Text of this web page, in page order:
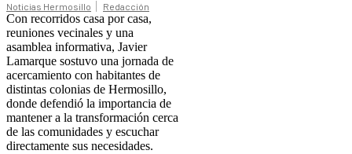
Noticias Hermosillo Redacción
Con recorridos casa por casa,
reuniones vecinales y una
asamblea informativa, Javier
Lamarque sostuvo una jornada de
acercamiento con habitantes de
distintas colonias de Hermosillo,
donde defendió la importancia de
mantener a la transformación cerca
de las comunidades y escuchar
directamente sus necesidades.